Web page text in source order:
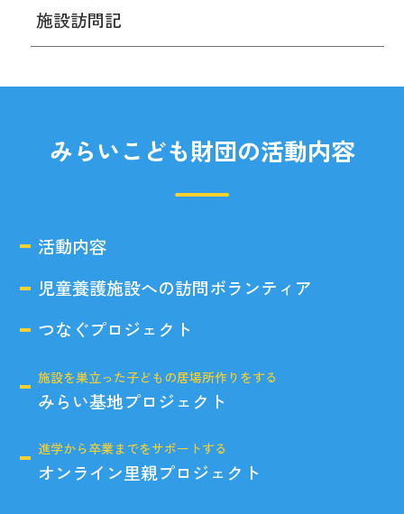
施設訪問記
みらいこども財団の活動内容
活動内容
児童養護施設への訪問ボランティア
つなぐプロジェクト
施設を巣立った子どもの居場所作りをする
みらい基地プロジェクト
進学から卒業までをサポートする
オンライン里親プロジェクト